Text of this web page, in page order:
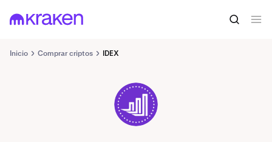
Inicio Comprar criptos IDEX
IDEX